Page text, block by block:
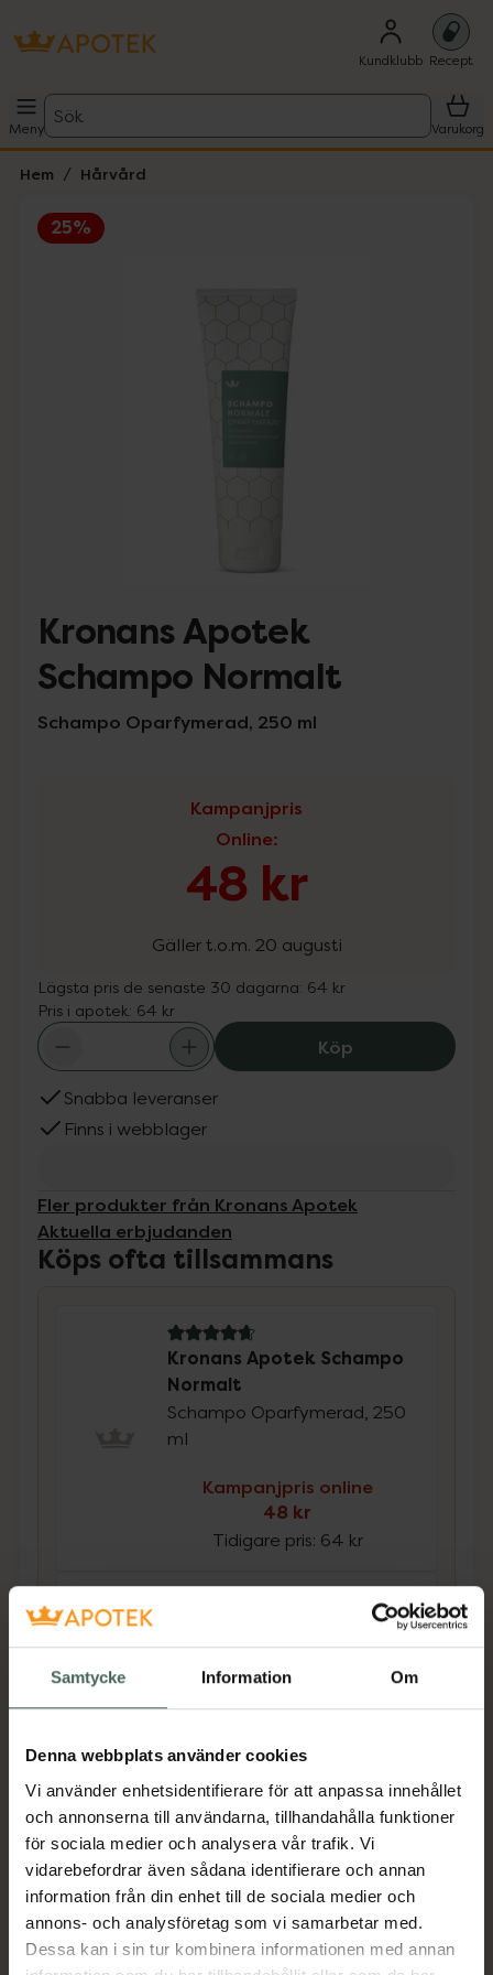
Samtycke Information Om
Denna webbplats använder cookies
Vi använder enhetsidentifierare för att anpassa innehållet
och annonserna till användarna, tillhandahålla funktioner
för sociala medier och analysera vår trafik. Vi
vidarebefordrar även sådana identifierare och annan
information från din enhet till de sociala medier och
annons- och analysföretag som vi samarbetar med.
Dessa kan i sin tur kombinera informationen med annan
Kundklubb Recept
Meny
Sök
Varukorg
Hem Hårvård
25%
Kronans Apotek
Schampo Normalt
Schampo Oparfymerad, 250 ml
Kampanjpris
Online:
48 kr
Gäller t.o.m. 20 augusti
Lägsta pris de senaste 30 dagarna: 64 kr
Pris i apotek: 64 kr
KöpKronans
Snabba leveranser
Finns i webblager
Fler produkter från Kronans Apotek
Aktuella erbjudanden
Köps ofta tillsammans
4.7 av 5 i omdöme
Kronans Apotek Schampo
Normalt
Schampo Oparfymerad, 250
ml
Kampanjpris online
48 kr
Tidigare pris: 64 kr
Kronans Apotek Balsam
Normalt
Balsam Oparfymerad, 200
ml
Kampanjpris online
48 kr
Tidigare pris: 64 kr
Köp båda för:96 kr
Köp båda